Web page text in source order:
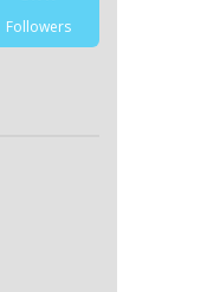
Followers